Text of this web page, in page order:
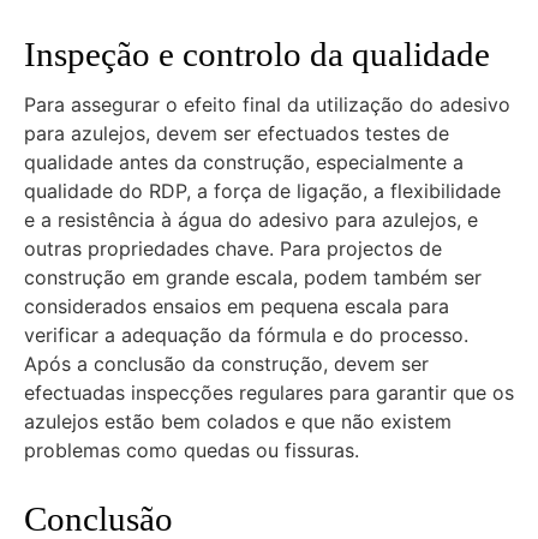
Inspeção e controlo da qualidade
Para assegurar o efeito final da utilização do adesivo
para azulejos, devem ser efectuados testes de
qualidade antes da construção, especialmente a
qualidade do RDP, a força de ligação, a flexibilidade
e a resistência à água do adesivo para azulejos, e
outras propriedades chave. Para projectos de
construção em grande escala, podem também ser
considerados ensaios em pequena escala para
verificar a adequação da fórmula e do processo.
Após a conclusão da construção, devem ser
efectuadas inspecções regulares para garantir que os
azulejos estão bem colados e que não existem
problemas como quedas ou fissuras.
Conclusão